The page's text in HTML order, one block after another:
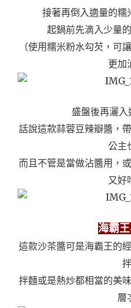
接著再倒入適量的糯
起鍋前先滴入少量
（使用糯米粉水勾芡，可
更加
盛盤後再灑
話說這款蒜蓉豆辣瓣醬，
公主
而且不管是當做沾醬用，
又好
海霸
這款沙茶醬可是海霸王的
拌麵或是熱炒都相當的美味
層